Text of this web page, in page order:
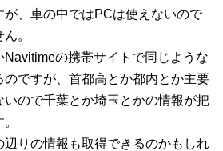
が、車の中ではPCは使えないので
。
の携帯サイトで同じような
ですが、首都高とか都内とか主要
ので千葉とか埼玉とかの情報が把
りの情報も取得できるのかもしれ